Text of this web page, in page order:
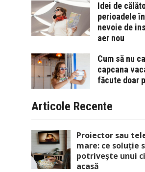
Idei de
perioadele
nevoie de
aer nou
Cum să nu
capcana
făcute doar
Articole Recente
Proiector sau
mare: ce soluție
potrivește unui
acasă